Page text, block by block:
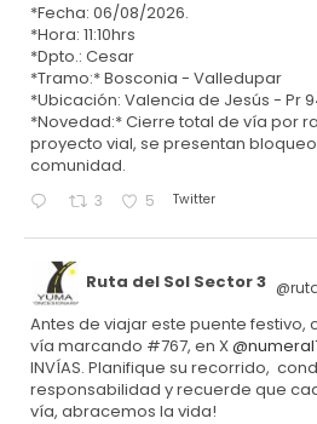
*Fecha: 06/08/2026.
*Hora: 11:10hrs
*Dpto.: Cesar
*Tramo:* Bosconia - Valledupar
*Ubicación: Valencia de Jesús - Pr
*Novedad:* Cierre total de vía por
proyecto vial, se presentan
comunidad.
3 5 Twitter
Ruta del Sol Sector 3
Antes de viajar este puente festivo,
vía marcando #767, en X
INVÍAS. Planifique su recorrido,
responsabilidad y recuerde que
vía, abracemos la vida!